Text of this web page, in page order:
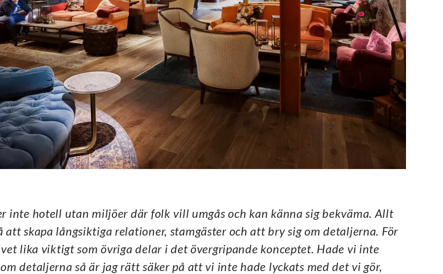
inte hotell utan miljöer där folk vill umgås och kan känna sig bekväma. Allt
att skapa långsiktiga relationer, stamgäster och att bry sig om detaljerna. För
lika viktigt som övrigadelar i det övergripande konceptet. Hade vi inte
detaljerna så är jag rätt säker på att vi inte hade lyckats med det vi gör,